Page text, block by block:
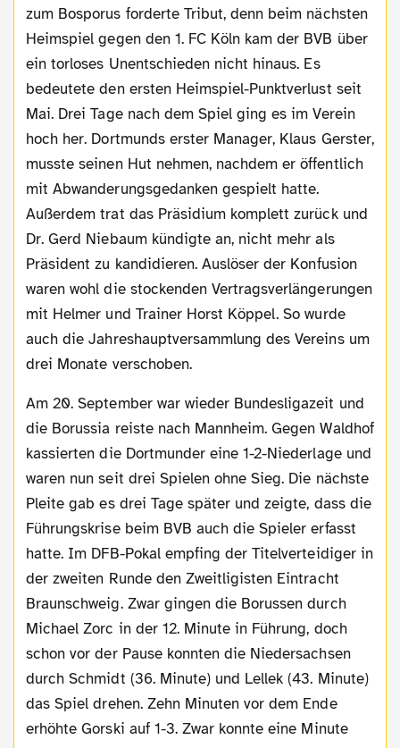
zum Bosporus forderte Tribut, denn beim nächsten
Heimspiel gegen den 1. FC Köln kam der BVB über
ein torloses Unentschieden nicht hinaus. Es
bedeutete den ersten Heimspiel-Punktverlust seit
Mai. Drei Tage nach dem Spiel ging es im Verein
hoch her. Dortmunds erster Manager, Klaus Gerster,
musste seinen Hut nehmen, nachdem er öffentlich
mit Abwanderungsgedanken gespielt hatte.
Außerdem trat das Präsidium komplett zurück und
Dr. Gerd Niebaum kündigte an, nicht mehr als
Präsident zu kandidieren. Auslöser der Konfusion
waren wohl die stockenden Vertragsverlängerungen
mit Helmer und Trainer Horst Köppel. So wurde
auch die Jahreshauptversammlung des Vereins um
drei Monate verschoben.
Am 20. September war wieder Bundesligazeit und
die Borussia reiste nach Mannheim. Gegen Waldhof
kassierten die Dortmunder eine 1-2-Niederlage und
waren nun seit drei Spielen ohne Sieg. Die nächste
Pleite gab es drei Tage später und zeigte, dass die
Führungskrise beim BVB auch die Spieler erfasst
hatte. Im DFB-Pokal empfing der Titelverteidiger in
der zweiten Runde den Zweitligisten Eintracht
Braunschweig. Zwar gingen die Borussen durch
Michael Zorc in der 12. Minute in Führung, doch
schon vor der Pause konnten die Niedersachsen
durch Schmidt (36. Minute) und Lellek (43. Minute)
das Spiel drehen. Zehn Minuten vor dem Ende
erhöhte Gorski auf 1-3. Zwar konnte eine Minute